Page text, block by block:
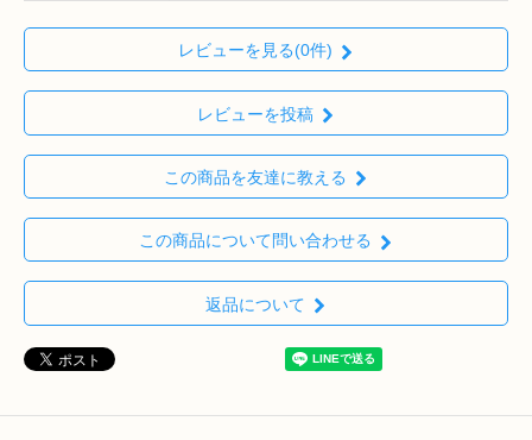
レビューを見る(0件)
レビューを投稿
この商品を友達に教える
この商品について問い合わせる
返品について